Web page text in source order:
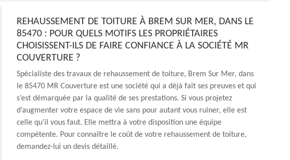
REHAUSSEMENT DE TOITURE À BREM SUR MER, DANS LE
85470 : POUR QUELS MOTIFS LES PROPRIÉTAIRES
CHOISISSENT-ILS DE FAIRE CONFIANCE À LA SOCIÉTÉ MR
COUVERTURE ?
Spécialiste des travaux de rehaussement de toiture, Brem Sur Mer, dans
le 85470 MR Couverture est une société qui a déjà fait ses preuves et qui
s’est démarquée par la qualité de ses prestations. Si vous projetez
d’augmenter votre espace de vie sans pour autant vous ruiner, elle est
celle qu’il vous faut. Elle mettra à votre disposition une équipe
compétente. Pour connaître le coût de votre rehaussement de toiture,
demandez-lui un devis détaillé.